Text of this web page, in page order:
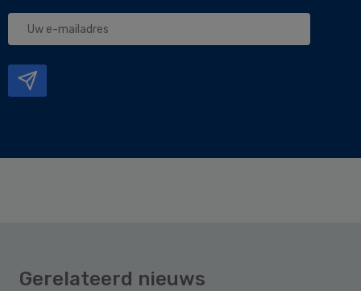
Uw
Gerelateerd nieuws